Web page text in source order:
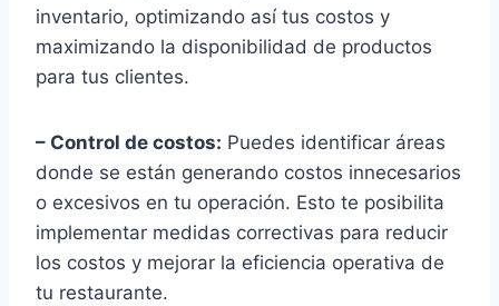
inventario, optimizando así tus costos y
maximizando la disponibilidad de productos
para tus clientes.
– Control de costos: Puedes identificar áreas
donde se están generando costos innecesarios
o excesivos en tu operación. Esto te posibilita
implementar medidas correctivas para reducir
los costos y mejorar la eficiencia operativa de
tu restaurante.